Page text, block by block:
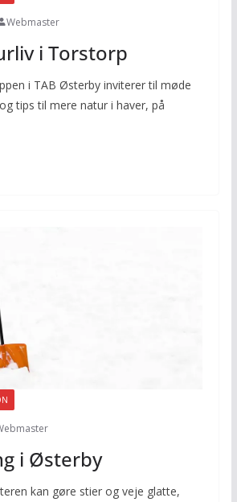
Webmaster
i Torstorp
i TAB Østerby inviterer til møde
tips til mere natur i haver, på
i Østerby
kan gøre stier og veje glatte,